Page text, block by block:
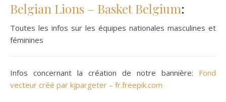
Belgian Lions – Basket Belgium:
Toutes les infos sur les équipes nationales masculines et
féminines
Infos concernant la création de notre bannière: Fond
vecteur créé par kjpargeter – fr.freepik.com